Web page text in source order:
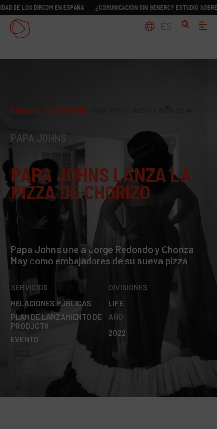
DIRCOM EN ESPAÑA ¿COMUNICACIÓN SIN GÉNERO? ESTUDIO SOBRE LA
EVERCOM CASE STUDIES
PAPA JOHNS
PAPA JOHNS LANZA LA
PIZZA DE CHORIZO
Papa Johns une a Jorge Redondo y Choriza
May como embajadores de su nueva pizza
SERVICIOS
RELACIONES PÚBLICAS
PLAN DE LANZAMIENTO DE
PRODUCTO
EVENTO
DIVISIONES
LIFE
AÑO
2022